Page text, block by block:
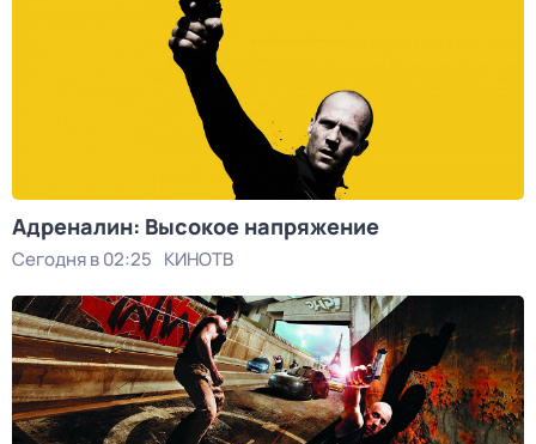
Адреналин: Высокое напряжение
Сегодня в 02:25 КИНОТВ